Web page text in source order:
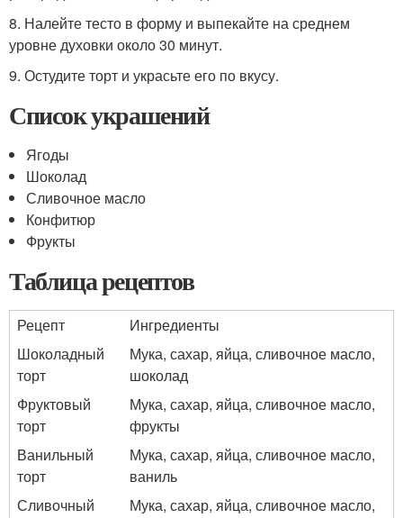
8. Налейте тесто в форму и выпекайте на среднем
уровне духовки около 30 минут.
9. Остудите торт и украсьте его по вкусу.
Список украшений
Ягоды
Шоколад
Сливочное масло
Конфитюр
Фрукты
Таблица рецептов
Рецепт
Ингредиенты
Шоколадный
торт
Мука, сахар, яйца, сливочное масло,
шоколад
Фруктовый
торт
Мука, сахар, яйца, сливочное масло,
фрукты
Ванильный
торт
Мука, сахар, яйца, сливочное масло,
ваниль
Сливочный
Мука, сахар, яйца, сливочное масло,